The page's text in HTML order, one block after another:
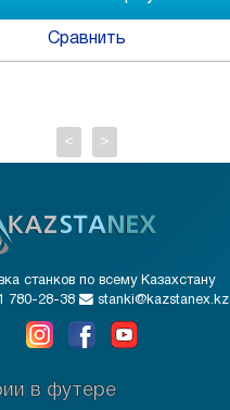
Сравнить
< >
станков по всему Казахстану
780-28-38
stanki@kazstanex.kz
в футере